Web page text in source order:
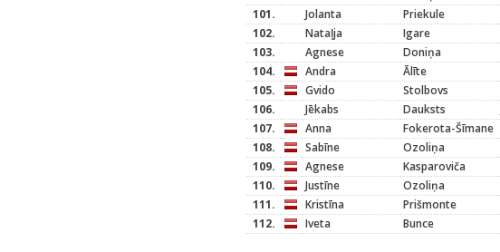
101.
Jolanta Priekule
102.
Nataļja Igare
103.
Agnese Doniņa
104.
Andra Ālīte
105.
Gvido Stolbovs
106.
Jēkabs Dauksts
107.
Anna Fokerota-Šīmane
108.
Sabīne Ozoliņa
109.
Agnese Kasparoviča
110.
Justīne Ozoliņa
111.
Kristīna Prišmonte
112.
Iveta Bunce